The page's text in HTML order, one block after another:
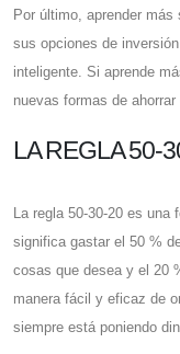
Por último, aprender más
sus opciones de
inteligente. Si aprende
nuevas formas de
LA REGLA 50-
La regla 50-30-20 es
significa gastar el 50 %
cosas que desea y el 20
manera fácil y eficaz de
siempre está poniendo